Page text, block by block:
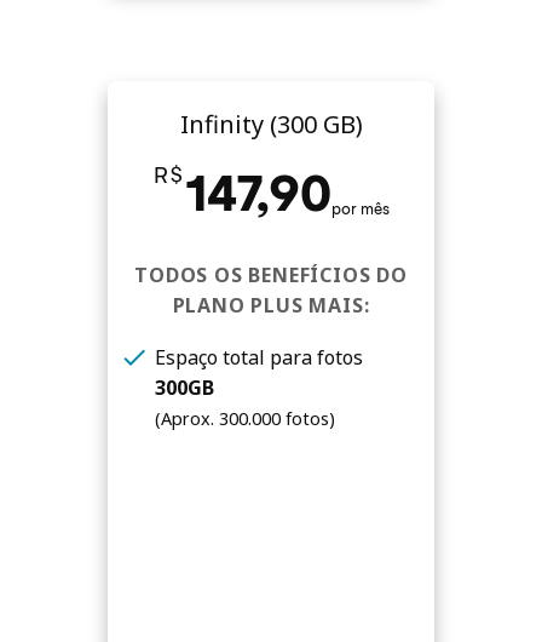
Infinity (300 GB)
R$147,90por mês
TODOS OS BENEFÍCIOS DO
PLANO PLUS MAIS:
check Espaço total para fotos
300GB
(Aprox. 300.000 fotos)